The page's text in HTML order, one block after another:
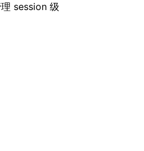
session 级